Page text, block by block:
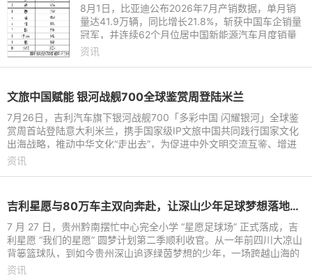
8月1日，比亚迪公布2026年7月产销数据，单月销
量达41.9万辆，同比增长21.8%，斩获中国车企销量
冠军，并连续62个月位居中国新能源汽车月度销量
首位。这份强劲表现延续至下半年，继2026年上半
资讯
文旅中国赋能 银河战舰700全球鉴赏周登陆米兰
7月26日，吉利汽车旗下银河战舰700「多彩中国 闪耀银河」全球鉴
赏周首站登陆意大利米兰，携手国家级IP文旅中国共同践行国家文化
出海战略，推动中华文化“走出去”，为促进中外文明交流互鉴、增进
国际文化交流搭建起全
资讯
吉利星愿与80万车主双向奔赴，让深山少年足球梦想落地生根
7 月 27 日，贵州黔南摆忙中心完全小学 “星愿足球场” 正式落成，吉
利星愿 “我们的星愿” 圆梦计划第二季顺利收官。从一年前四川大凉山
背篓篮球队，到如今贵州深山追逐绿茵梦想的少年，一场跨越山海的
公益接力持续
资讯